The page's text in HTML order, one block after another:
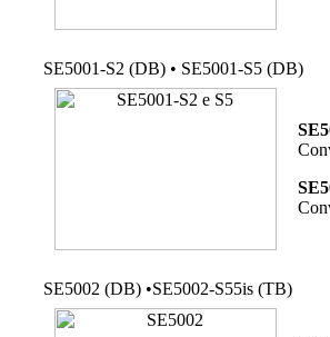
SE5001-S2 (DB) • SE5001-S5 (DB)
SE5002 (DB) •SE5002-S55is (TB)